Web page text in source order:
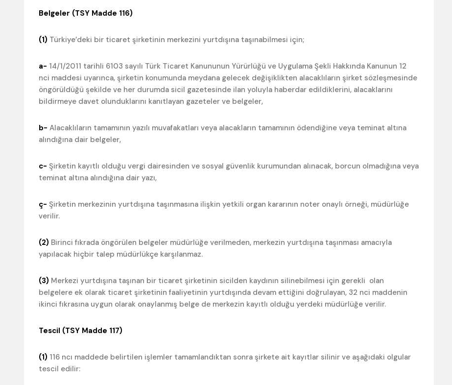
Belgeler (TSY Madde 116)
(1) Türkiye’deki bir ticaret şirketinin merkezini yurtdışına taşınabilmesi için;
a- 14/1/2011 tarihli 6103 sayılı Türk Ticaret Kanununun Yürürlüğü ve Uygulama Şekli Hakkında Kanunun 12
nci maddesi uyarınca, şirketin konumunda meydana gelecek değişiklikten alacaklıların şirket sözleşmesinde
öngörüldüğü şekilde ve her durumda sicil gazetesinde ilan yoluyla haberdar edildiklerini, alacaklarını
bildirmeye davet olunduklarını kanıtlayan gazeteler ve belgeler,
b- Alacaklıların tamamının yazılı muvafakatları veya alacakların tamamının ödendiğine veya teminat altına
alındığına dair belgeler,
c- Şirketin kayıtlı olduğu vergi dairesinden ve sosyal güvenlik kurumundan alınacak, borcun olmadığına veya
teminat altına alındığına dair yazı,
ç- Şirketin merkezinin yurtdışına taşınmasına ilişkin yetkili organ kararının noter onaylı örneği, müdürlüğe
verilir.
(2) Birinci fıkrada öngörülen belgeler müdürlüğe verilmeden, merkezin yurtdışına taşınması amacıyla
yapılacak hiçbir talep müdürlükçe karşılanmaz.
(3) Merkezi yurtdışına taşınan bir ticaret şirketinin sicilden kaydının silinebilmesi için gerekli olan
belgelere ek olarak ticaret şirketinin faaliyetinin yurtdışında devam ettiğini doğrulayan, 32 nci maddenin
ikinci fıkrasına uygun olarak onaylanmış belge de merkezin kayıtlı olduğu yerdeki müdürlüğe verilir.
Tescil (TSY Madde 117)
(1) 116 ncı maddede belirtilen işlemler tamamlandıktan sonra şirkete ait kayıtlar silinir ve aşağıdaki olgular
tescil edilir: